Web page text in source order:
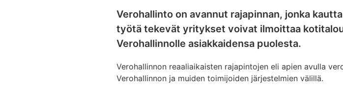
Verohallinto on avannut rajapinnan, jonka
työtä tekevät yritykset voivat ilmoittaa
Verohallinnolle asiakkaidensa puolesta.
Verohallinnon reaaliaikaisten rajapintojen eli apien avulla
Verohallinnon ja muiden toimijoiden järjestelmien välillä.